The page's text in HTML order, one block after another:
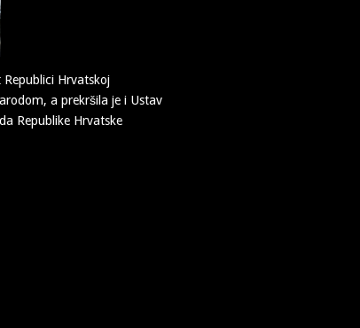
Hrvatskoj
a prekršila je i Ustav
Republike Hrvatske